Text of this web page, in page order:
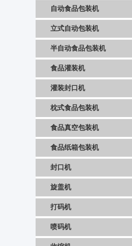
自动食品包装机
立式自动包装机
半自动食品包装机
食品灌装机
灌装封口机
枕式食品包装机
食品真空包装机
食品纸箱包装机
封口机
旋盖机
打码机
喷码机